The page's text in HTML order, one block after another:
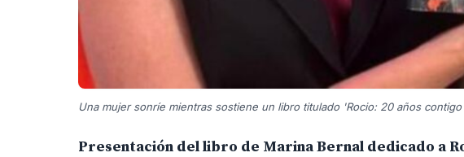
Una mujer sonríe mientras sostiene un libro titulado 'Rocio: 20 años
Presentación del libro de Marina Bernal dedicado a